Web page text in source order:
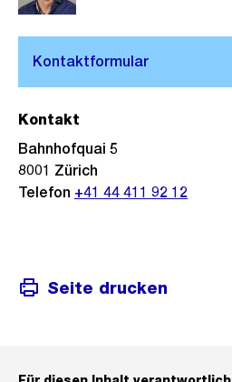
Kontakt
Bahnhofquai 5
8001 Zürich
Telefon +41 44 411 92 12
Seite drucken